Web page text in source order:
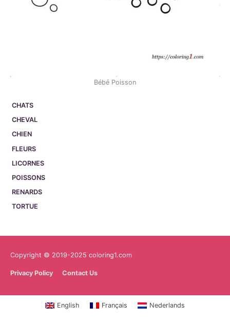
CHATS
CHEVAL
CHIEN
FLEURS
LICORNES
POISSONS
RENARDS
TORTUE
Bébé Poisson
Copyright © 2019-2025 coloring1.com
Privacy Policy Contact Us
English Français Nederlands